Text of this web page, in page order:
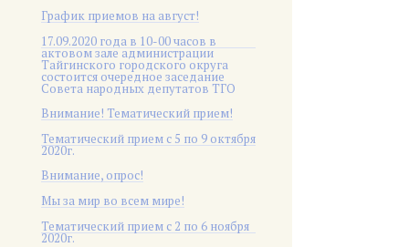
График приемов на август!
17.09.2020 года в 10-00 часов в
актовом зале администрации
Тайгинского городского округа
состоится очередное заседание
Совета народных депутатов ТГО
Внимание! Тематический прием!
Тематический прием с 5 по 9 октября
2020г.
Внимание, опрос!
Мы за мир во всем мире!
Тематический прием с 2 по 6 ноября
2020г.